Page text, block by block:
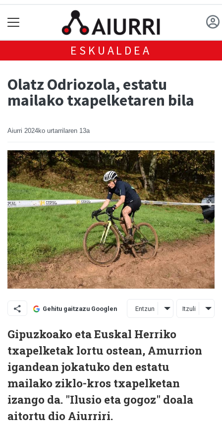
ESKUALDEA
Olatz Odriozola, estatu
mailako txapelketaren bila
Aiurri 2024ko urtarrilaren 13a
Gehitu gaitzazu Googlen Entzun Itzuli
Gipuzkoako eta Euskal Herriko
txapelketak lortu ostean, Amurrion
igandean jokatuko den estatu
mailako ziklo-kros txapelketan
izango da. "Ilusio eta gogoz" doala
aitortu dio Aiurriri.